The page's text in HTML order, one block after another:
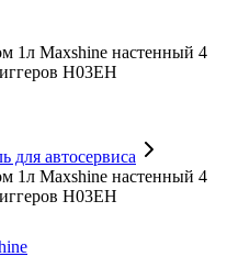
1л Maxshine настенный 4
H03EH
для автосервиса
1л Maxshine настенный 4
H03EH